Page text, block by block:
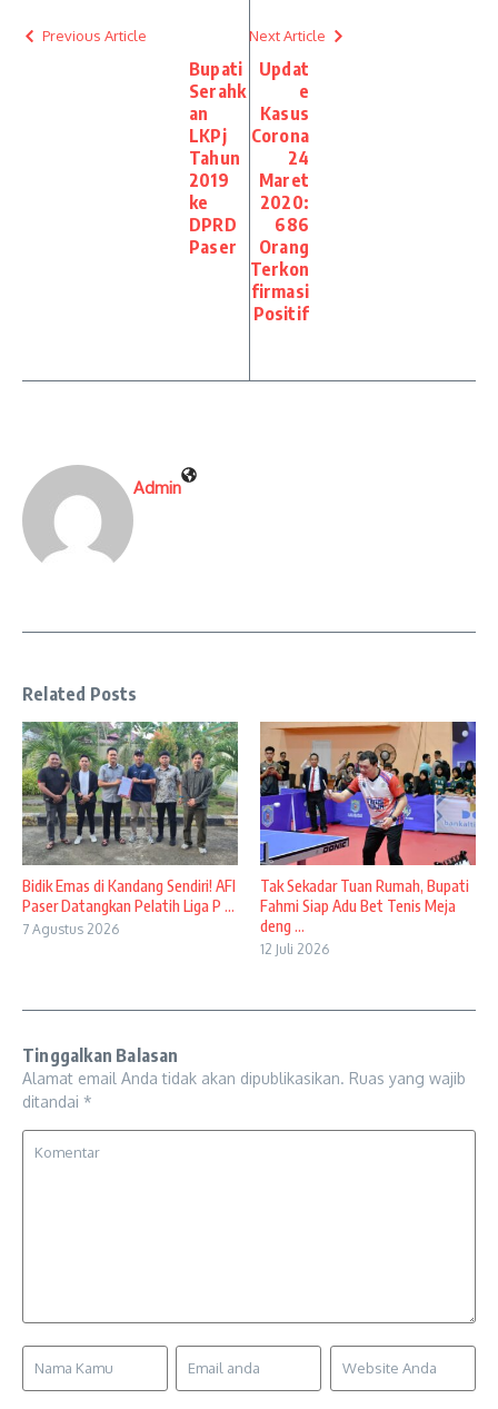
Previous Article
Bupati
Serahk
an
LKPj
Tahun
2019
ke
DPRD
Paser
Next Article
Updat
e
Kasus
Corona
24
Maret
2020:
686
Orang
Terkon
firmasi
Positif
Admin
Related Posts
Bidik Emas di Kandang Sendiri! AFI
Paser Datangkan Pelatih Liga P ...
7 Agustus 2026
Tak Sekadar Tuan Rumah, Bupati
Fahmi Siap Adu Bet Tenis Meja
deng ...
12 Juli 2026
Tinggalkan Balasan
Alamat email Anda tidak akan dipublikasikan. Ruas yang wajib
ditandai *